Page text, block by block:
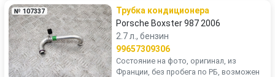
№ 107337
Трубка кондиционера
Porsche Boxster 987 2006
2.7 л., бензин
99657309306
Состояние на фото, оригинал, из
Франции, без пробега по РБ, возможен